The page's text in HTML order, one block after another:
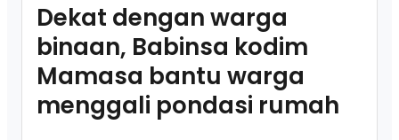
Dekat dengan warga
binaan, Babinsa kodim
Mamasa bantu warga
menggali pondasi rumah